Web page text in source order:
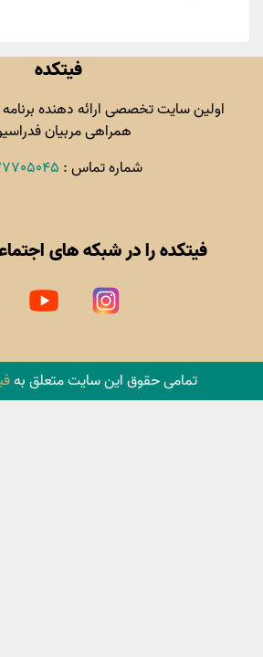
فیتکده
اولین سایت تخصصی ارائه دهنده برنامه
همراهی مربیان فدراسیون
شماره تماس :09127705045
فیتکده را در شبکه های اجتماعی
تمامی حقوق این سایت متعلق بهفیتکده